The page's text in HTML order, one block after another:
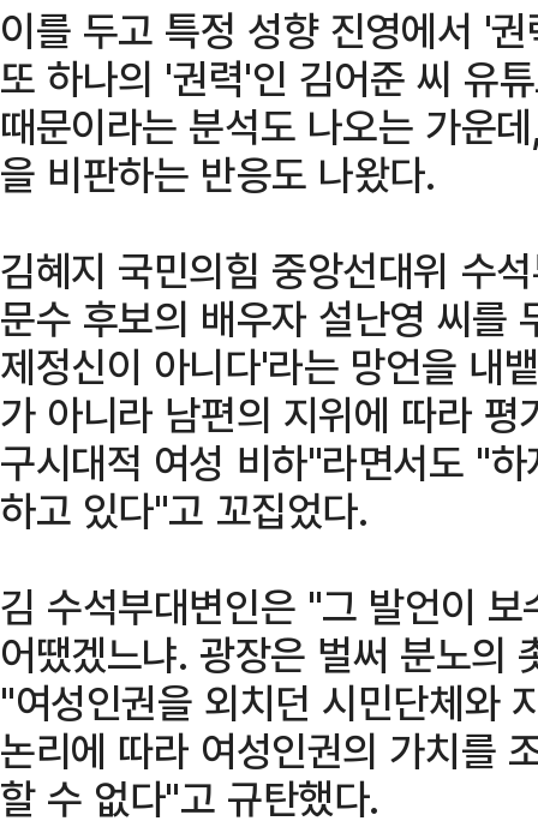
이를 두고 특정 성향 진영에서 '
또 하나의 '권력'인 김어준 씨 유
때문이라는 분석도 나오는 가운
을 비판하는 반응도 나왔다.
김혜지 국민의힘 중앙선대위 수
문수 후보의 배우자 설난영 씨를
제정신이 아니다'라는 망언을 내
가 아니라 남편의 지위에 따라
구시대적 여성 비하"라면서도 "
하고 있다"고 꼬집었다.
김 수석부대변인은 "그 발언이
어땠겠느냐. 광장은 벌써 분노의
"여성인권을 외치던 시민단체와
논리에 따라 여성인권의 가치를
할 수 없다"고 규탄했다.